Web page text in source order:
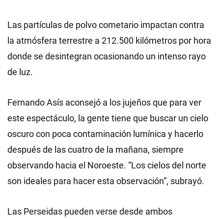
Las partículas de polvo cometario impactan contra
la atmósfera terrestre a 212.500 kilómetros por hora
donde se desintegran ocasionando un intenso rayo
de luz.
Fernando Asís aconsejó a los jujeños que para ver
este espectáculo, la gente tiene que buscar un cielo
oscuro con poca contaminación lumínica y hacerlo
después de las cuatro de la mañana, siempre
observando hacia el Noroeste. “Los cielos del norte
son ideales para hacer esta observación”, subrayó.
Las Perseidas pueden verse desde ambos